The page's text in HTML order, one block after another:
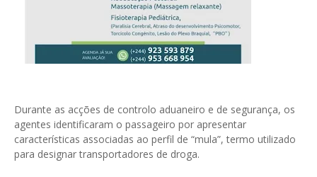
Durante as acções de controlo aduaneiro e de segurança, os
agentes identificaram o passageiro por apresentar
características associadas ao perfil de “mula”, termo utilizado
para designar transportadores de droga.